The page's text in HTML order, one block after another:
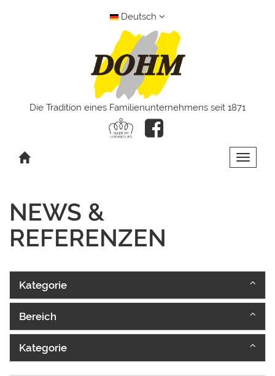
Deutsch
Die Tradition eines Familienunternehmens seit 1871
Toggle
NEWS &
REFERENZEN
Kategorie
Bereich
Kategorie